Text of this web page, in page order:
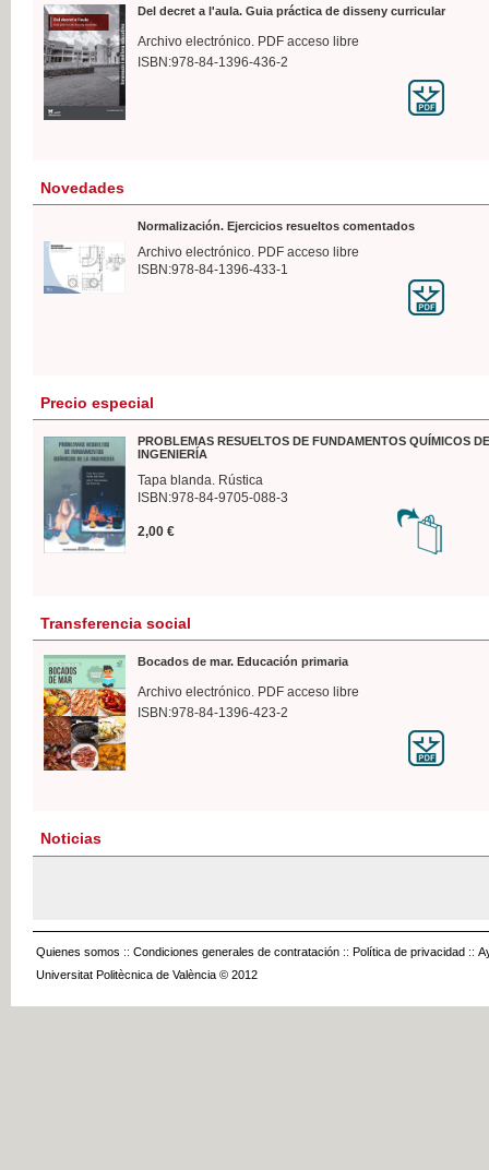
Del decret a l'aula. Guia práctica de disseny curricular
Archivo electrónico. PDF acceso libre
ISBN:978-84-1396-436-2
Novedades
Normalización. Ejercicios resueltos comentados
Archivo electrónico. PDF acceso libre
ISBN:978-84-1396-433-1
Precio especial
PROBLEMAS RESUELTOS DE FUNDAMENTOS QUÍMICOS
INGENIERÍA
Tapa blanda. Rústica
ISBN:978-84-9705-088-3
2,00 €
Transferencia social
Bocados de mar. Educación primaria
Archivo electrónico. PDF acceso libre
ISBN:978-84-1396-423-2
Noticias
Quienes somos :: Condiciones generales de contratación :: Política de privacidad ::
Universitat Politècnica de València © 2012